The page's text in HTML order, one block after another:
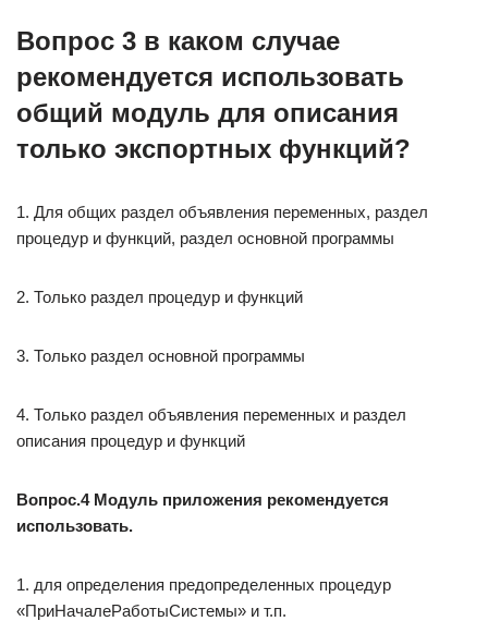
Вопрос 3 в каком случае
рекомендуется использовать
общий модуль для описания
только экспортных функций?
1. Для общих раздел объявления переменных, раздел
процедур и функций, раздел основной программы
2. Только раздел процедур и функций
3. Только раздел основной программы
4. Только раздел объявления переменных и раздел
описания процедур и функций
Вопрос.4 Модуль приложения рекомендуется
использовать.
1. для определения предопределенных процедур
«ПриНачалеРаботыСистемы» и т.п.